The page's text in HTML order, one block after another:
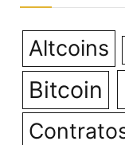
Altcoins
Bitcoin